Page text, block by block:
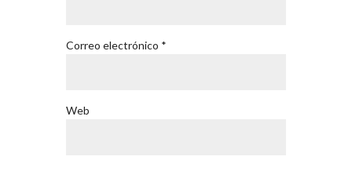
Correo electrónico *
Web